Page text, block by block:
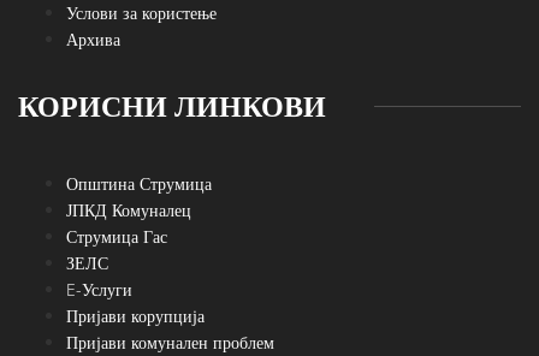
Услови за користење
Архива
КОРИСНИ ЛИНКОВИ
Општина Струмица
ЈПКД Комуналец
Струмица Гас
ЗЕЛС
E-Услуги
Пријави корупција
Пријави комунален проблем